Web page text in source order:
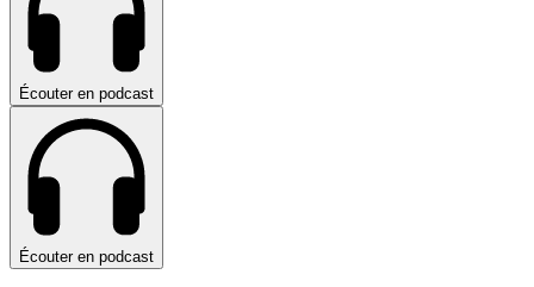
Écouter en podcast
Écouter en podcast